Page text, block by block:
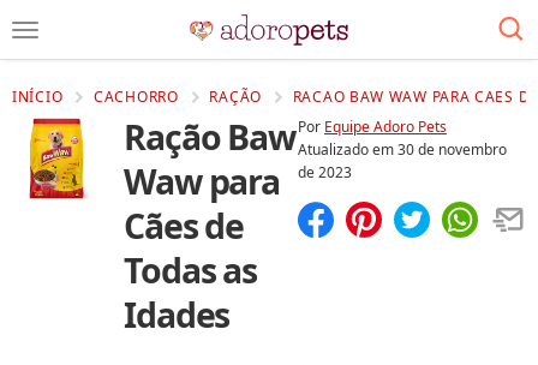
INÍCIO CACHORRO RAÇÃO RACAO BAW WAW PARA CAES
Ração Baw
Waw para
Cães de
Todas as
Idades
Por Equipe Adoro Pets
Atualizado em30 de novembro
de 2023